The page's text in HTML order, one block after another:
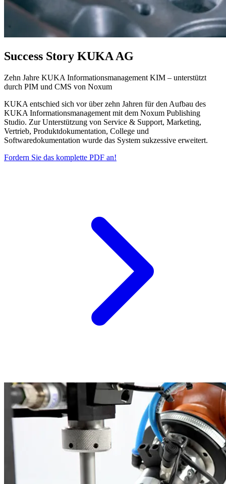
Success Story KUKA AG
Zehn Jahre KUKA Informationsmanagement KIM – unterstützt
durch PIM und CMS von Noxum
KUKA entschied sich vor über zehn Jahren für den Aufbau des
KUKA Informationsmanagement mit dem Noxum Publishing
Studio. Zur Unterstützung von Service & Support, Marketing,
Vertrieb, Produktdokumentation, College und
Softwaredokumentation wurde das System sukzessive erweitert.
Fordern Sie das komplette PDF an!